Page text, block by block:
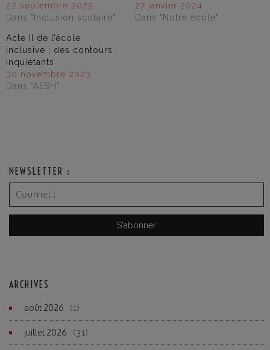
22 septembre 2025
Dans "Inclusion scolaire"
27 janvier 2024
Dans "Notre école"
Acte II de l’école
inclusive : des contours
inquiétants
30 novembre 2023
Dans "AESH"
NEWSLETTER :
ARCHIVES
août 2026 (1)
juillet 2026 (31)